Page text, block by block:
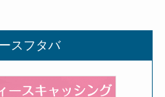
スフタバ